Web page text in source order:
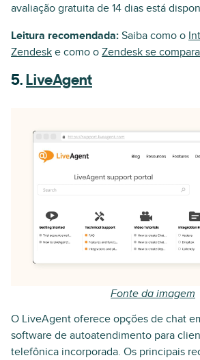
avaliação gratuita de 14 dias está
Leitura recomendada: Saiba como o
Zendesk e como o Zendesk se
5. LiveAgent
Fonte da imagem
O LiveAgent oferece opções de chat
software de autoatendimento para
telefônica incorporada. Os principais